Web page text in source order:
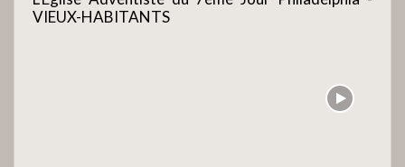
VIEUX-HABITANTS